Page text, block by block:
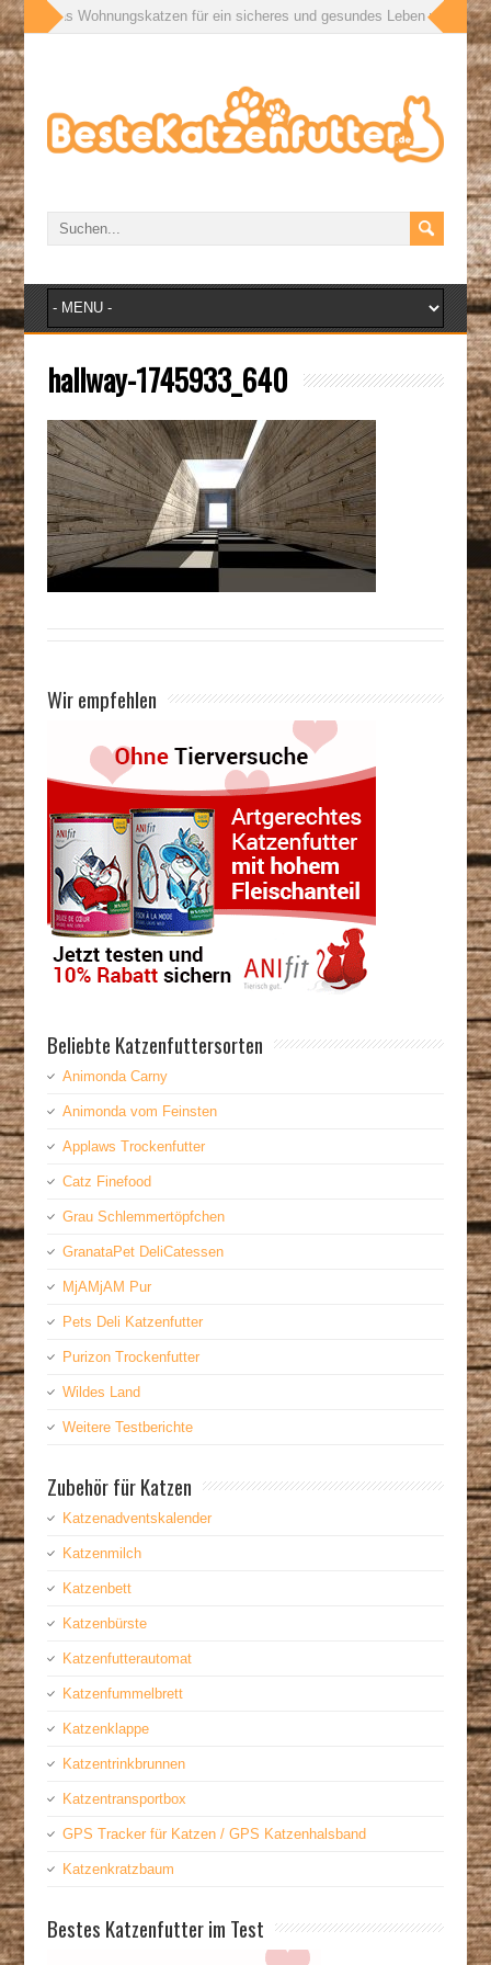
Was Wohnungskatzen für ein sicheres und gesundes Leben wirklich
hallway-1745933_640
Wir empfehlen
Beliebte Katzenfuttersorten
Animonda Carny
Animonda vom Feinsten
Applaws Trockenfutter
Catz Finefood
Grau Schlemmertöpfchen
GranataPet DeliCatessen
MjAMjAM Pur
Pets Deli Katzenfutter
Purizon Trockenfutter
Wildes Land
Weitere Testberichte
Zubehör für Katzen
Katzenadventskalender
Katzenmilch
Katzenbett
Katzenbürste
Katzenfutterautomat
Katzenfummelbrett
Katzenklappe
Katzentrinkbrunnen
Katzentransportbox
GPS Tracker für Katzen / GPS Katzenhalsband
Katzenkratzbaum
Bestes Katzenfutter im Test